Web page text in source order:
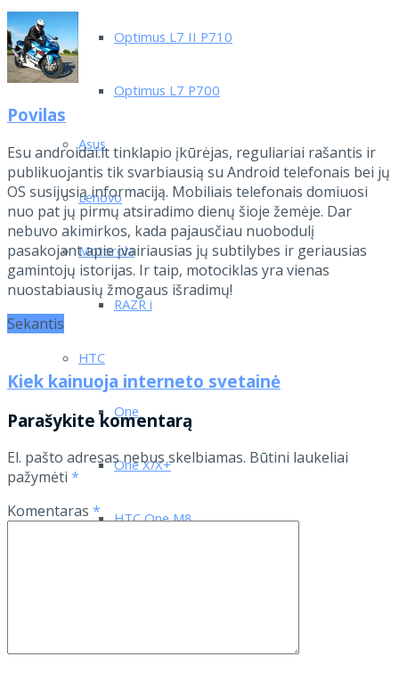
Optimus L7 II P710
Optimus L7 P700
Asus
Lenovo
Motorola
RAZR i
HTC
One
One X/X+
HTC One M8
Povilas
Esu androidai.lt tinklapio įkūrėjas, reguliariai rašantis ir
publikuojantis tik svarbiausią su Android telefonais bei jų
OS susijusią informaciją. Mobiliais telefonais domiuosi
nuo pat jų pirmų atsiradimo dienų šioje žemėje. Dar
nebuvo akimirkos, kada pajausčiau nuobodulį
pasakojant apie įvairiausias jų subtilybes ir geriausias
gamintojų istorijas. Ir taip, motociklas yra vienas
nuostabiausių žmogaus išradimų!
Sekantis
Kiek kainuoja interneto svetainė
Parašykite komentarą
El. pašto adresas nebus skelbiamas. Būtini laukeliai
pažymėti *
Komentaras *